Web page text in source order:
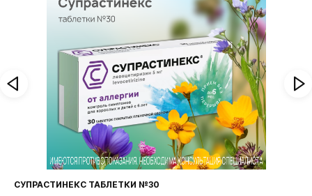
ФАРИНГОСЕПТ ТАБЛЕТКИ №20